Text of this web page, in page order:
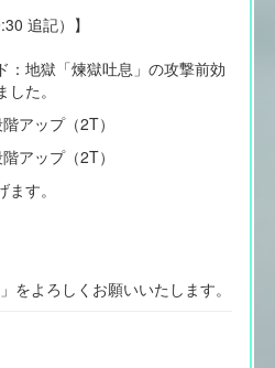
追記）】
：地獄「煉獄吐息」の攻撃前効
た。
アップ（2T）
アップ（2T）
す。
をよろしくお願いいたします。